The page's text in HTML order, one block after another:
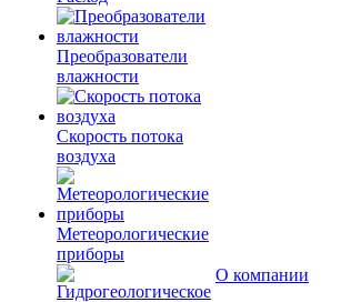
Преобразователи
влажности
Скорость потока
воздуха
Метеорологические
приборы
О компании